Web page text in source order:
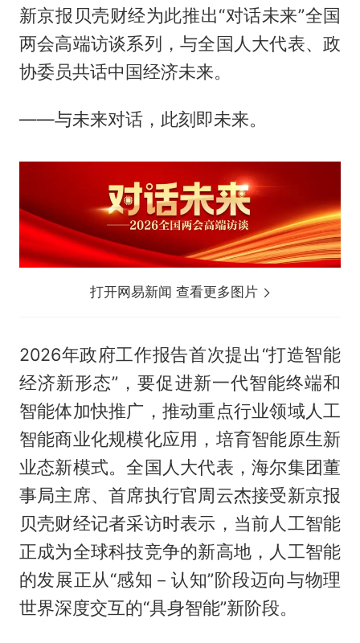
新京报贝壳财经为此推出“对话未来”全国
两会高端访谈系列，与全国人大代表、政
协委员共话中国经济未来。
——与未来对话，此刻即未来。
打开网易新闻 查看更多图片
2026年政府工作报告首次提出“打造智能
经济新形态”，要促进新一代智能终端和
智能体加快推广，推动重点行业领域人工
智能商业化规模化应用，培育智能原生新
业态新模式。全国人大代表，海尔集团董
事局主席、首席执行官周云杰接受新京报
贝壳财经记者采访时表示，当前人工智能
正成为全球科技竞争的新高地，人工智能
的发展正从“感知－认知”阶段迈向与物理
世界深度交互的“具身智能”新阶段。